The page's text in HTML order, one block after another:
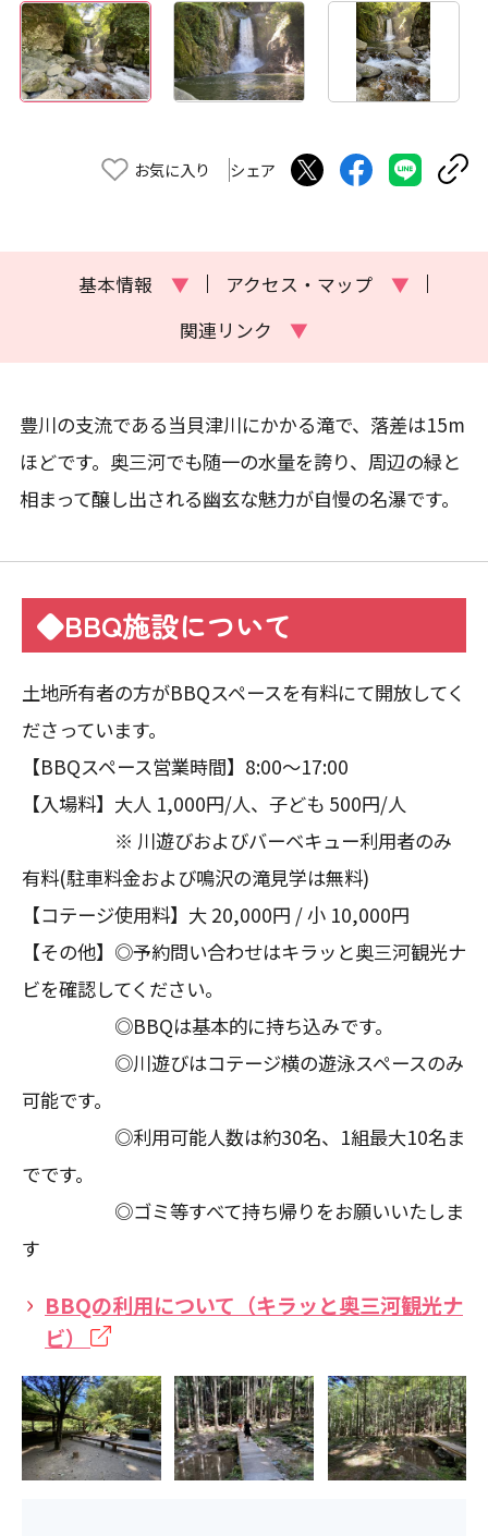
お気に入り シェア
基本情報 ▼ アクセス・マップ
▼
関連リンク
▼
豊川の支流である当貝津川にかかる滝で、落差は15m
ほどです。奥三河でも随一の水量を誇り、周辺の緑と
相まって醸し出される幽玄な魅力が自慢の名瀑です。
◆BBQ施設について
土地所有者の方がBBQスペースを有料にて開放してく
ださっています。
【BBQスペース営業時間】8:00～17:00
【入場料】大人 1,000円/人、子ども 500円/人
※ 川遊びおよびバーベキュー利用者のみ
有料(駐車料金および鳴沢の滝見学は無料)
【コテージ使用料】大 20,000円 / 小 10,000円
【その他】◎予約問い合わせはキラッと奥三河観光ナ
ビを確認してください。
◎BBQは基本的に持ち込みです。
◎川遊びはコテージ横の遊泳スペースのみ
可能です。
◎利用可能人数は約30名、1組最大10名ま
でです。
◎ゴミ等すべて持ち帰りをお願いいたしま
す
BBQの利用について（キラッと奥三河観光ナ
ビ）